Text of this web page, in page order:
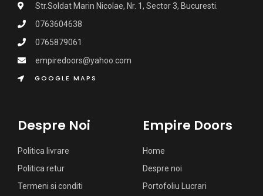
Str.Soldat Marin Nicolae, Nr. 1, Sector 3, Bucuresti.
0763604638
0765879061
empiredoors@yahoo.com
GOOGLE MAPS
Despre Noi
Politica livrare
Politica retur
Termeni si conditi
Empire Doors
Home
Despre noi
Portofoliu Lucrari